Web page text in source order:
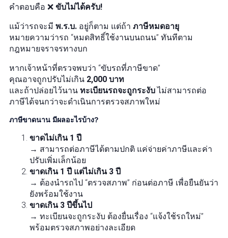
คำตอบคือ ❌ ขับไม่ได้ครับ!
แม้ว่ารถจะมี พ.ร.บ. อยู่ก็ตาม แต่ถ้า ภาษีหมดอายุ
หมายความว่ารถ “หมดสิทธิ์ใช้งานบนถนน” ทันทีตาม
กฎหมายจราจรทางบก
หากเจ้าหน้าที่ตรวจพบว่า “ขับรถที่ภาษีขาด”
คุณอาจถูกปรับไม่เกิน 2,000 บาท
และถ้าปล่อยไว้นาน ทะเบียนรถจะถูกระงับไม่สามารถต่อ
ภาษีได้จนกว่าจะดำเนินการตรวจสภาพใหม่
ภาษีขาดนาน มีผลอะไรบ้าง?
ขาดไม่เกิน 1 ปี
→ สามารถต่อภาษีได้ตามปกติ แค่จ่ายค่าภาษีและค่า
ปรับเพิ่มเล็กน้อย
ขาดเกิน 1 ปี แต่ไม่เกิน 3 ปี
→ ต้องนำรถไป “ตรวจสภาพ” ก่อนต่อภาษี เพื่อยืนยันว่า
ยังพร้อมใช้งาน
ขาดเกิน 3 ปีขึ้นไป
→ ทะเบียนจะถูกระงับ ต้องยื่นเรื่อง “แจ้งใช้รถใหม่”
พร้อมตรวจสภาพอย่างละเอียด